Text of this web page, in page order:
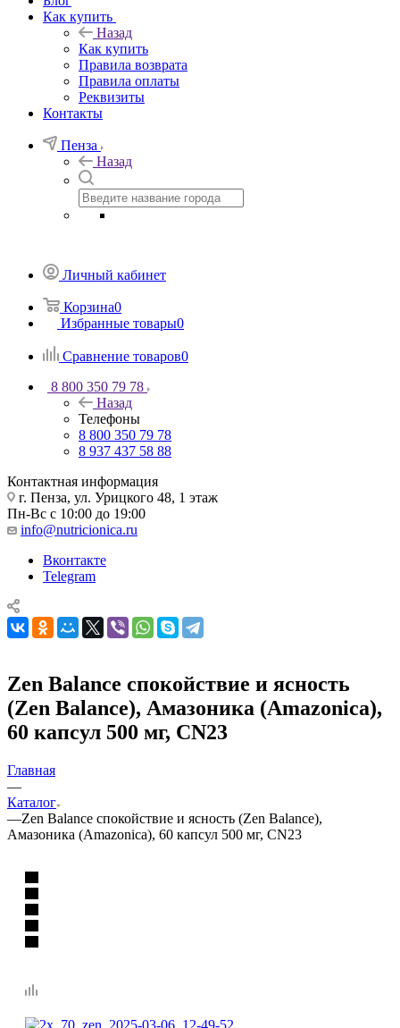
Как купить
Назад
Как купить
Правила возврата
Правила оплаты
Реквизиты
Контакты
Пенза
Назад
Личный кабинет
Корзина0
Избранные товары0
Сравнение товаров0
8 800 350 79 78
Назад
Телефоны
8 800 350 79 78
8 937 437 58 88
Контактная информация
г. Пенза, ул. Урицкого 48, 1 этаж
Пн-Вс с 10:00 до 19:00
info@nutricionica.ru
Вконтакте
Telegram
Zen Balance спокойствие и ясность
(Zen Balance), Амазоника (Amazonica),
60 капсул 500 мг, CN23
Главная
—
Каталог
—Zen Balance спокойствие и ясность (Zen Balance),
Амазоника (Amazonica), 60 капсул 500 мг, CN23